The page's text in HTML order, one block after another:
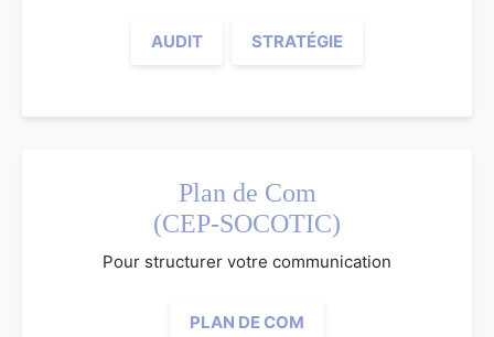
AUDIT STRATÉGIE
Plan de Com
(CEP-SOCOTIC)
Pour structurer votre communication
PLAN DE COM